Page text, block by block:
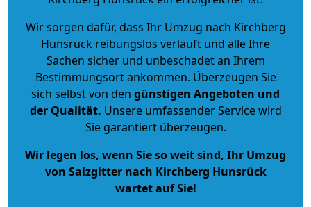
Wir sorgen dafür, dass Ihr Umzug nach Kirchberg
Hunsrück reibungslos verläuft und alle Ihre
Sachen sicher und unbeschadet an Ihrem
Bestimmungsort ankommen. Überzeugen Sie
sich selbst von den günstigen Angeboten und
der Qualität. Unsere umfassender Service wird
Sie garantiert überzeugen.
Wir legen los, wenn Sie so weit sind, Ihr Umzug
von Salzgitter nach Kirchberg Hunsrück
wartet auf Sie!